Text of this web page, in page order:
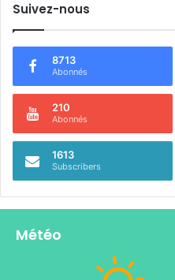
Suivez-nous
8713
Abonnés
210
Abonnés
1613
Subscribers
Météo